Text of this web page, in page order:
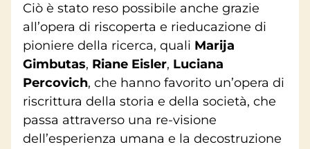
Ciò è stato reso possibile anche grazie
all’opera di riscoperta e rieducazione di
pioniere della ricerca, quali Marija
Gimbutas, Riane Eisler, Luciana
Percovich, che hanno favorito un’opera di
riscrittura della storia e della società, che
passa attraverso una re-visione
dell’esperienza umana e la decostruzione